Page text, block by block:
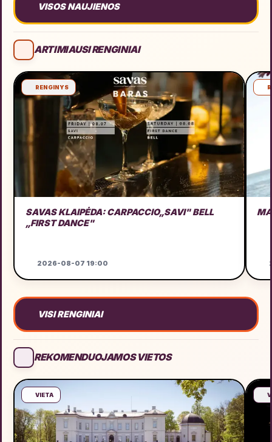
VISOS NAUJIENOS
ARTIMIAUSI RENGINIAI
RENGINYS
SAVAS KLAIPĖDA: CARPACCIO„SAVI" BELL
„FIRST DANCE"
2026-08-07 19:00
VISI RENGINIAI
REKOMENDUOJAMOS VIETOS
VIETA